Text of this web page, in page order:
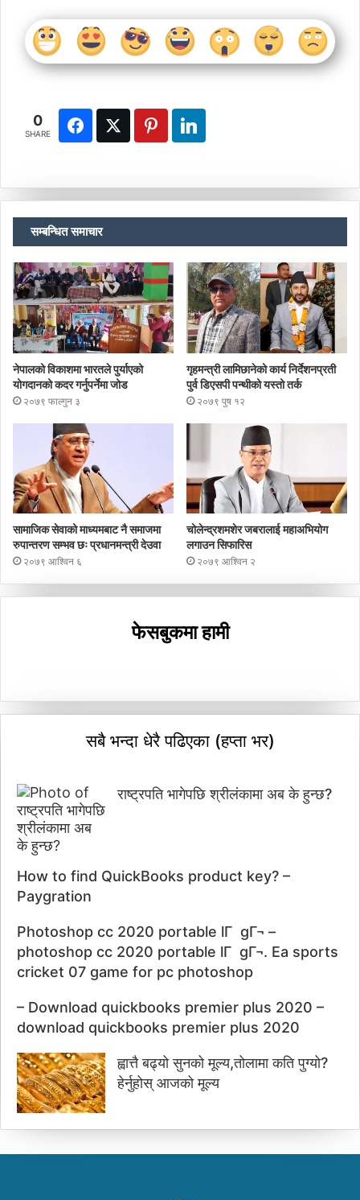
0
SHARE
सम्बन्धित समाचार
नेपालको विकाशमा भारतले पुर्याएको
योगदानको कदर गर्नुपर्नेमा जोड
२०७९ फाल्गुन ३
गृहमन्त्री लामिछानेको कार्य निर्देशनप्रती
पुर्व डिएसपी पन्थीको यस्तो तर्क
२०७९ पुष १२
सामाजिक सेवाको माध्यमबाट नै समाजमा
रुपान्तरण सम्भव छः प्रधानमन्त्री देउवा
२०७९ आश्विन ६
चोलेन्द्रशमशेर जबरालाई महाअभियोग
लगाउन सिफारिस
२०७९ आश्विन २
फेसबुकमा हामी
सबै भन्दा धेरै पढिएका (हप्ता भर)
राष्ट्रपति भागेपछि श्रीलंकामा अब के हुन्छ?
How to find QuickBooks product key? –
Paygration
Photoshop cc 2020 portable lГ gГ¬ –
photoshop cc 2020 portable lГ gГ¬. Ea sports
cricket 07 game for pc photoshop
– Download quickbooks premier plus 2020 –
download quickbooks premier plus 2020
ह्वात्तै बढ्यो सुनको मूल्य,तोलामा कति पुग्यो?
हेर्नुहोस् आजको मूल्य